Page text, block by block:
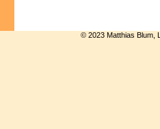
© 2023 Matthias Blum,